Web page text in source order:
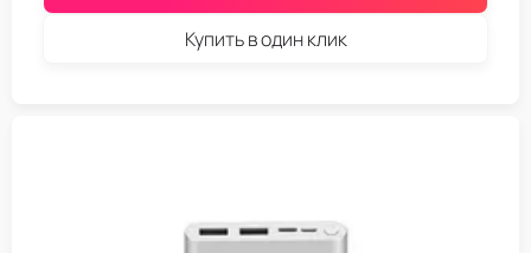
Купить в один клик